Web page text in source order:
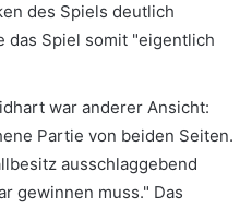
des Spiels deutlich
das Spiel somit "eigentlich
war anderer Ansicht:
Partie von beiden Seiten.
ausschlaggebend
gewinnen muss." Das